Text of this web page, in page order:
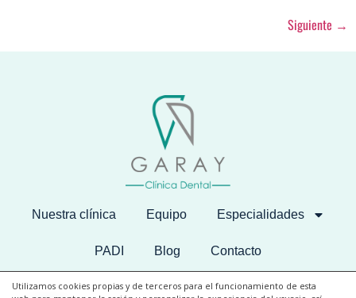
Utilizamos cookies propias y de terceros para el funcionamiento de esta
Siguiente →
Nuestra clínica Equipo Especialidades
PADI Blog Contacto